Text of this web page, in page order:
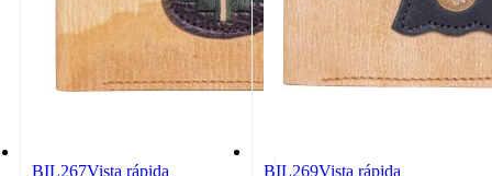
BIL267Vista rápida
BIL269Vista rápida